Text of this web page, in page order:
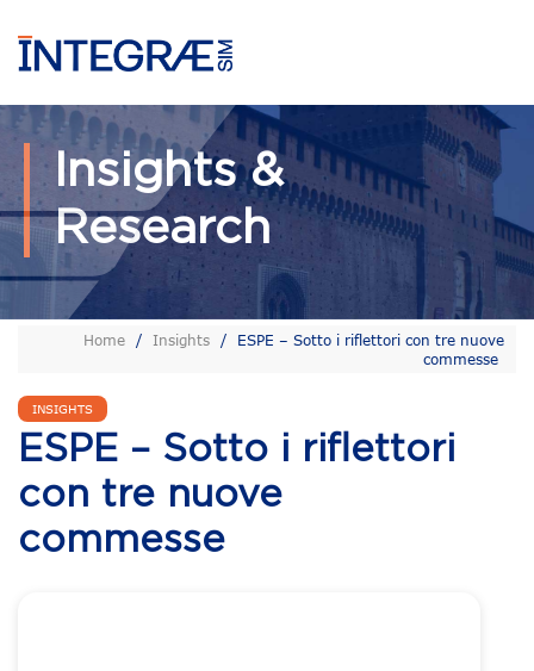
Insights &
Research
Home / Insights /
ESPE – Sotto i riflettori con tre nuove
commesse
INSIGHTS
ESPE – Sotto i riflettori
con tre nuove
commesse